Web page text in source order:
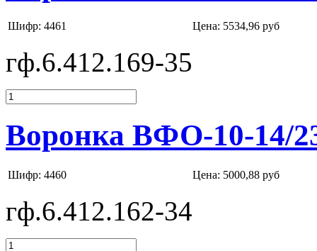
Шифр: 4461 Цена: 5534,96 руб
гф.6.412.169-35
Воронка ВФО-10-14/
Шифр: 4460 Цена: 5000,88 руб
гф.6.412.162-34